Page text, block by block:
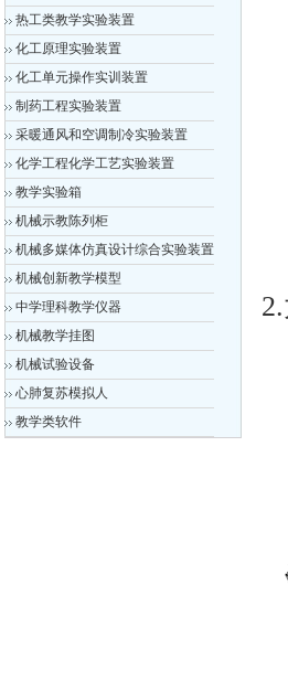
热工类教学实验装置
化工原理实验装置
化工单元操作实训装置
制药工程实验装置
采暖通风和空调制冷实验装置
化学工程化学工艺实验装置
教学实验箱
机械示教陈列柜
机械多媒体仿真设计综合实验装置
机械创新教学模型
中学理科教学仪器
机械教学挂图
机械试验设备
心肺复苏模拟人
教学类软件